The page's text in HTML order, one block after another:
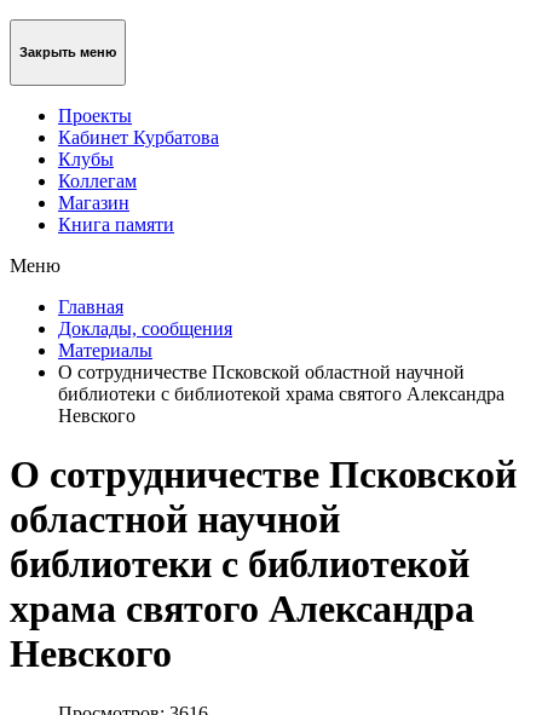
Закрыть меню
Проекты
Кабинет Курбатова
Клубы
Коллегам
Магазин
Книга памяти
Меню
Главная
Доклады, сообщения
Материалы
О сотрудничестве Псковской областной научной
библиотеки с библиотекой храма святого Александра
Невского
О сотрудничестве Псковской
областной научной
библиотеки с библиотекой
храма святого Александра
Невского